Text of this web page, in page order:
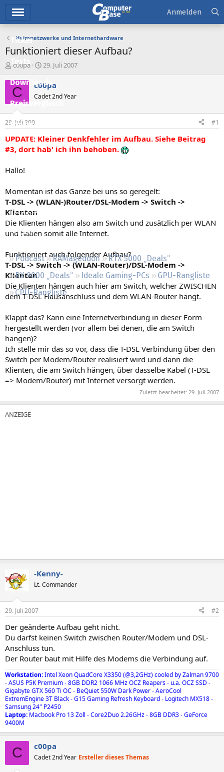
Ticker
Tests
Downloads
Preisvergleich
Forum
Aktuelles
Neueste Aktivitäten
Leserartikel
Regeln
Podcast RAMageddon
RTX 5000 „Deals“
RX 9000 „Deals“
Ideale Gaming-PCs
GPU-Rangliste
CPU-Rangliste
Anmelden
Heimnetzwerke und Internethardware
Funktioniert dieser Aufbau?
E
s
t
e
e
r
c00pa
E
s
t
e
t
a
m
29. Juli 2007
C c00pa
Cadet 2nd Year
29. Juli 2007 #1
UPDATE: Kleiner Denkfehler im Aufbau. Siehe Beitrag
#3, dort hab' ich ihn behoben.
Hallo!
Momentan ist das Ganze bei uns so geregelt:
T-DSL -> (WLAN-)Router/DSL-Modem -> Switch ->
Klienten
Die Klienten hängen also am Switch und zusätzlich per WLAN
und haben somit alle Internet.
Funktioniert auch folgender Aufbau?
T-DSL -> Switch -> (WLAN-Router)/DSL-Modem ->
Klienten
Die Klienten hängen auch hier am Switch, welcher ZWISCHEN
dem T-DSL Hausanschluss und dem WLAN-Router hängt.
Klappt das? Kann eine Internetverbindung in dieser Form
hergestellt werden (vor allem bei denen, die am Switch
hängen)?
Ich stelle mir das so vor, dass die T-DSL Verbindung über den
Switch per Modem/Router realisiert wird und dann die
Klienten, die am Switch hängen, über dasselbe Kabel (T-DSL
=> Modem/Router) mit Internet versorgt werden.
Zuletzt bearbeitet: 29. Juli 2007
-Kenny-
Lt. Commander
29. Juli 2007 #2
Der geänderte Aufbau geht nicht.
Du darfst keinen Switch zwischen Router/Modem und DSL-
Anschluss tun.
Der Router baut mit Hilfe des Modems die Verbindung auf.
Workstation:Intel Xeon QuadCore X3350 (@3,2GHz) cooled by Zalman 9700
- ASUS P5K Premium - 8GB DDR2 1066 MHz OCZ Reapers - u.a. OCZ SSD -
Gigabyte GTX 560 Ti OC - BeQuiet 550W Dark Power - AeroCool
ExtremEngine 3T Black - G15 Gaming Refresh Keyboard - Logitech MX518 -
Samsung 24" P2450
Laptop: Macbook Pro 13 Zoll - Core2Duo 2.26GHz - 8GB DDR3 - GeForce
9400M
C c00pa
Cadet 2nd Year Ersteller dieses Themas